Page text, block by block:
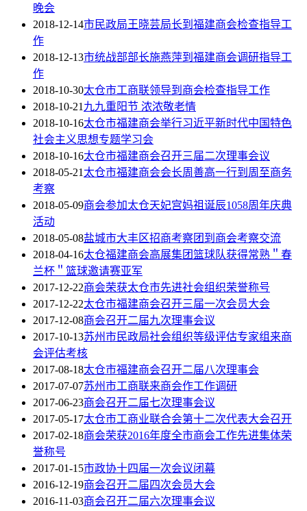
晚会
2018-12-14市民政局王晓芸局长到福建商会检查指导工
作
2018-12-13市统战部部长施燕萍到福建商会调研指导工
作
2018-10-30太仓市工商联领导到商会检查指导工作
2018-10-21九九重阳节 浓浓敬老情
2018-10-16太仓市福建商会举行习近平新时代中国特色
社会主义思想专题学习会
2018-10-16太仓市福建商会召开三届二次理事会议
2018-05-21太仓市福建商会会长周善高一行到周至商务
考察
2018-05-09商会参加太仓天妃宫妈祖诞辰1058周年庆典
活动
2018-05-08盐城市大丰区招商考察团到商会考察交流
2018-04-16太仓福建商会高展集团篮球队获得常熟＂春
兰杯＂篮球邀请赛亚军
2017-12-22商会荣获太仓市先进社会组织荣誉称号
2017-12-22太仓市福建商会召开三届一次会员大会
2017-12-08商会召开二届九次理事会议
2017-10-13苏州市民政局社会组织等级评估专家组来商
会评估考核
2017-08-18太仓市福建商会召开二届八次理事会
2017-07-07苏州市工商联来商会作工作调研
2017-06-23商会召开二届七次理事会议
2017-05-17太仓市工商业联合会第十二次代表大会召开
2017-02-18商会荣获2016年度全市商会工作先进集体荣
誉称号
2017-01-15市政协十四届一次会议闭幕
2016-12-19商会召开二届四次会员大会
2016-11-03商会召开二届六次理事会议